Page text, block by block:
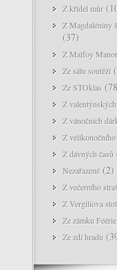
Z křídel můr
Z Magdaléniny
(37)
Z Malfoy Manor
Ze sálu soutěží
Ze STOklas
Z
Z vánočních
Z
Z dávných časů
Nezařazené (2)
Z večerního
Z Vergiliova
Ze zámku Feérie
Ze zdí hradu